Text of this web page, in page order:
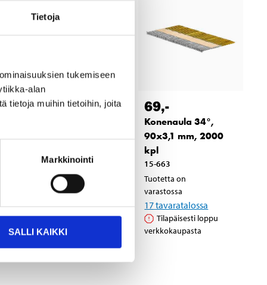
Tietoja
tukemiseen
alan
tietoja muihin tietoihin, joita
Markkinointi
SALLI KAIKKI
6495
2,8 mm, 2000 kpl
varastossa
tavaratalossa
Tilapäisesti loppu
verkkokaupasta
69,-
Konenaula 34°,
90x3,1 mm, 2000
kpl
15-663
Tuotetta on
varastossa
17tavaratalossa
Tilapäisesti loppu
verkkokaupasta